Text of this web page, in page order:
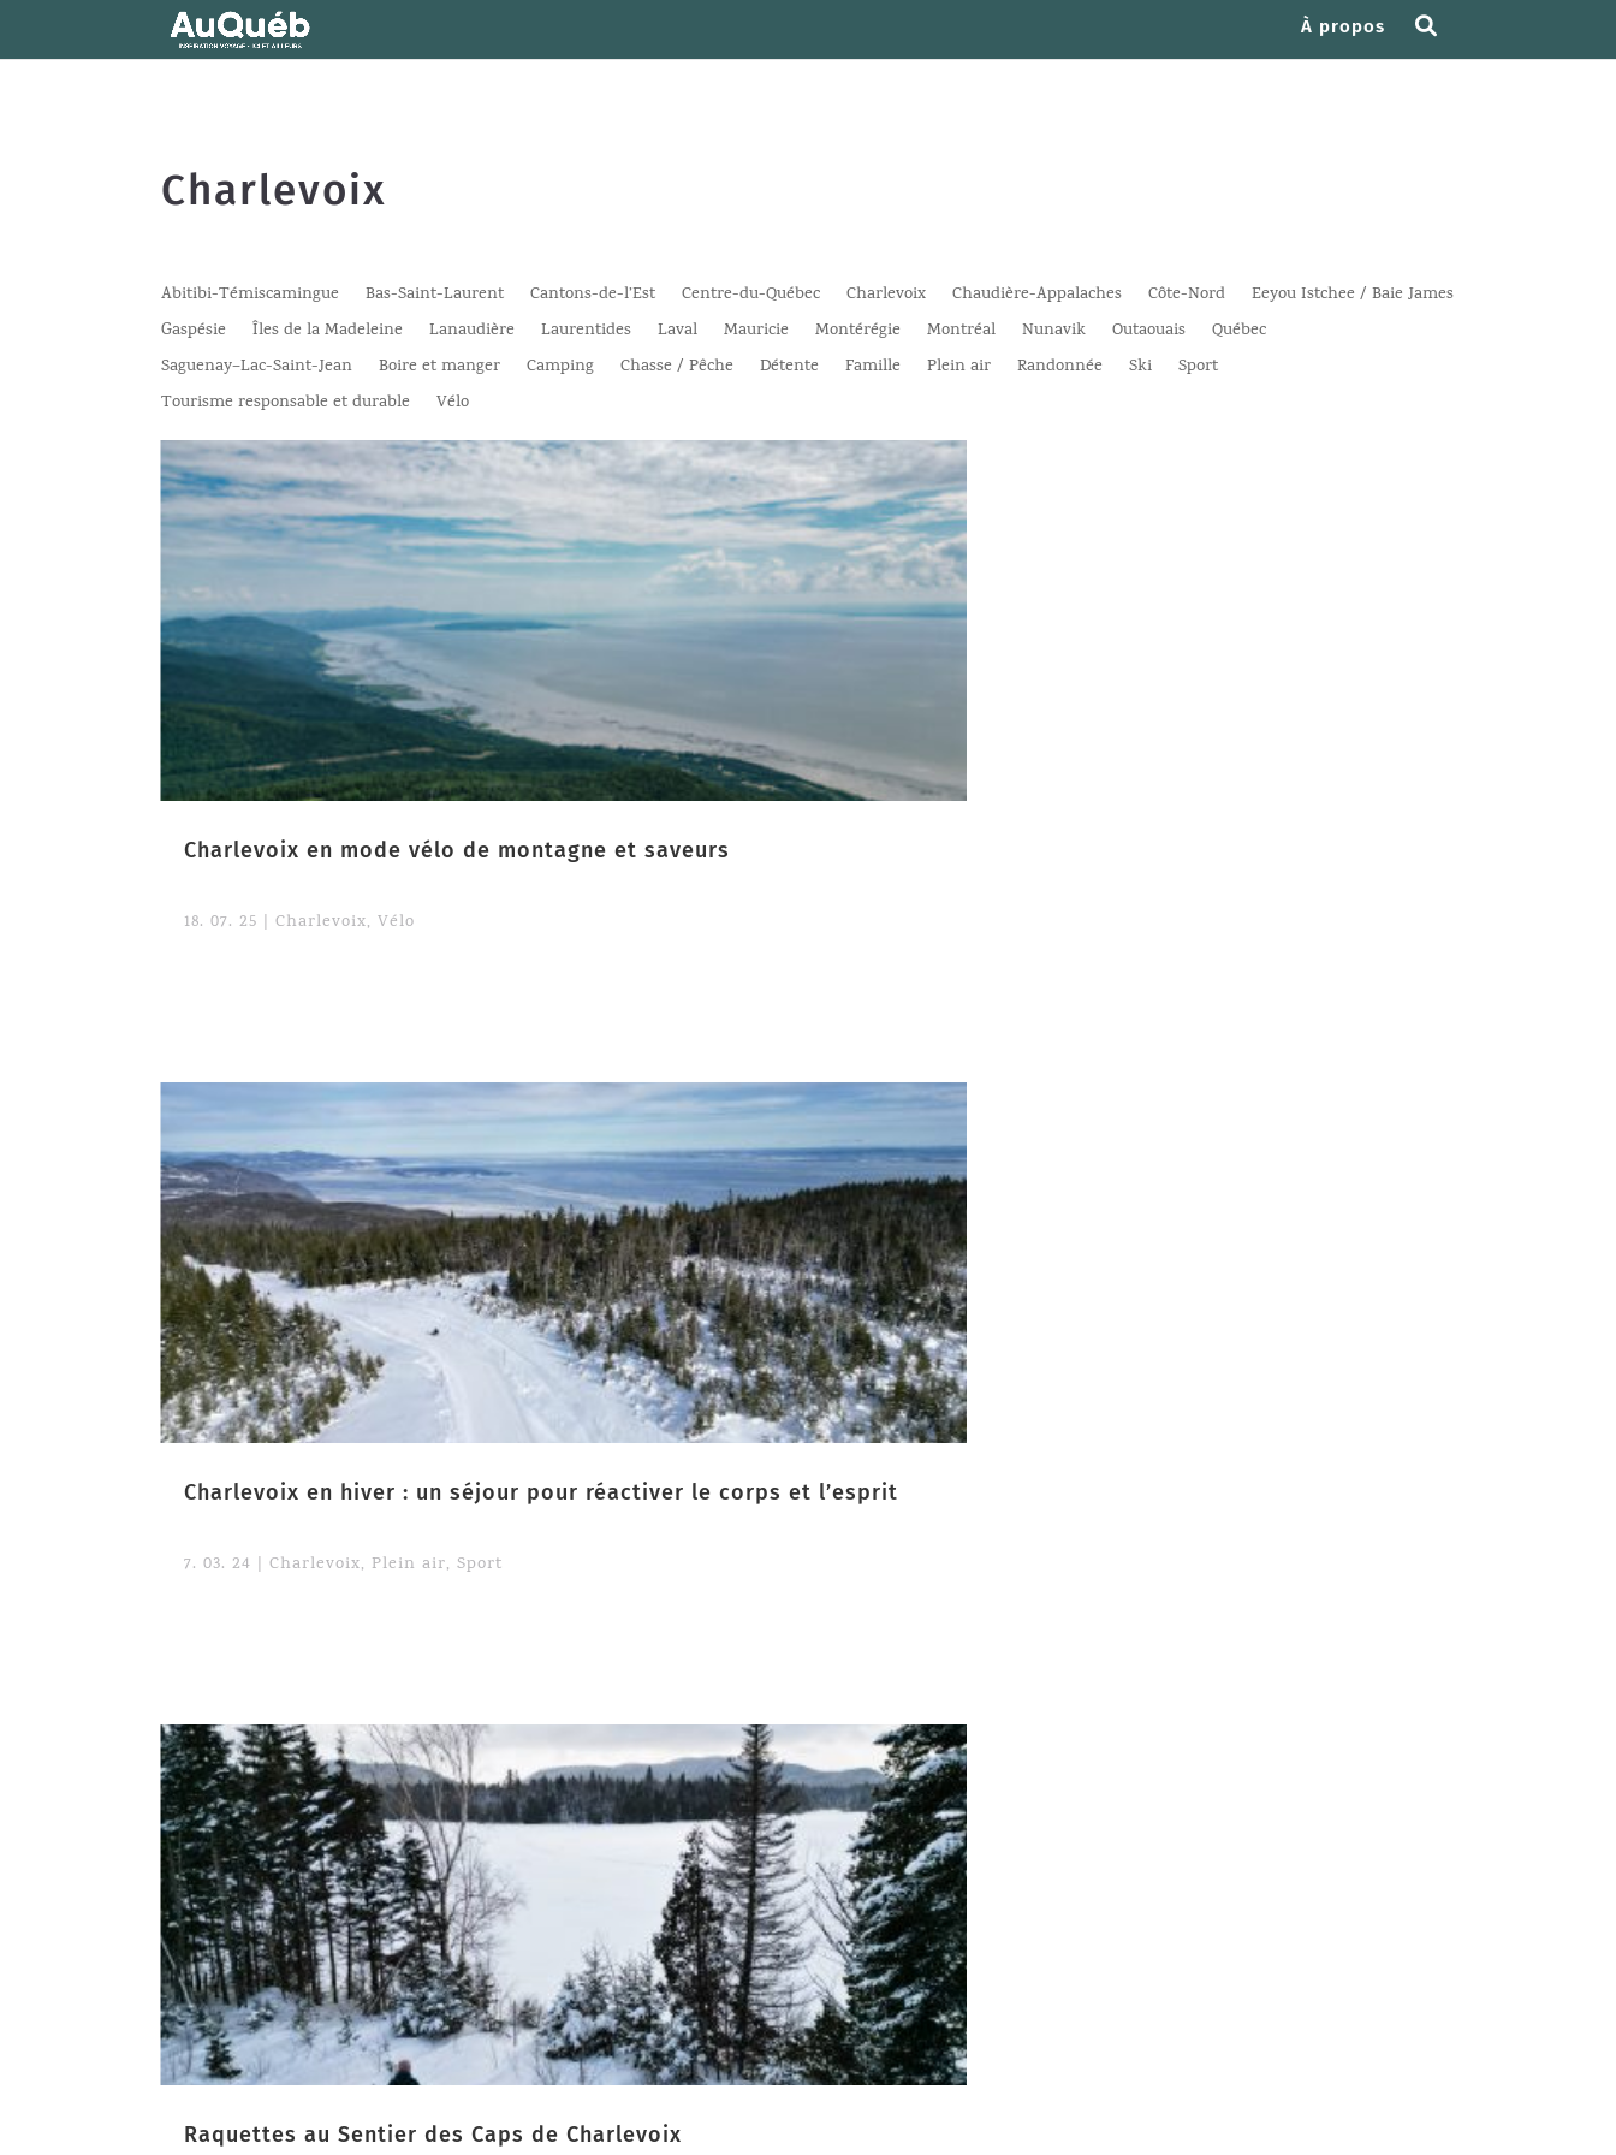
À propos
Charlevoix
Abitibi-Témiscamingue Bas-Saint-Laurent Cantons-de-l’Est Centre-du-Québec Charlevoix Chaudière-Appalaches Côte-Nord
Eeyou Istchee / Baie James
Gaspésie
Îles de la Madeleine Lanaudière Laurentides Laval Mauricie Montérégie Montréal Nunavik Outaouais
Québec
Saguenay–Lac-Saint-Jean
Boire et manger Camping Chasse / Pêche Détente Famille Plein air Randonnée Ski
Sport
Tourisme responsable et durable
Vélo
Charlevoix en mode vélo de montagne et saveurs
18. 07. 25 |Charlevoix,Vélo
Charlevoix en hiver : un séjour pour réactiver le corps et l’esprit
7. 03. 24 |Charlevoix, Plein air,Sport
Raquettes au Sentier des Caps de Charlevoix